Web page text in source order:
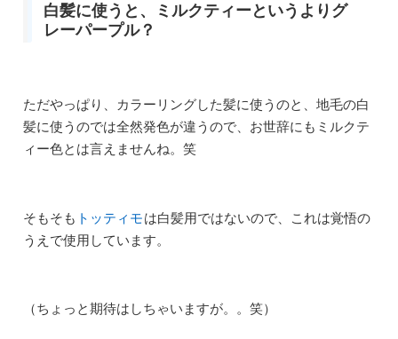
白髪に使うと、ミルクティーというよりグ
レーパープル？
ただやっぱり、カラーリングした髪に使うのと、地毛の白
髪に使うのでは全然発色が違うので、お世辞にもミルクテ
ィー色とは言えませんね。笑
そもそも トッティモは白髪用ではないので、これは覚悟の
うえで使用しています。
（ちょっと期待はしちゃいますが。。笑）